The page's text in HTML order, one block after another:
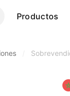
Productos